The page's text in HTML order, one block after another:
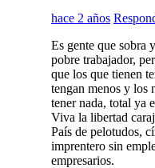
hace 2 años
Es gente que sobra
pobre trabajador,
que los que tienen
tengan menos y los
tener nada, total ya
Viva la libertad
País de pelotudos,
imprentero sin
empresarios.